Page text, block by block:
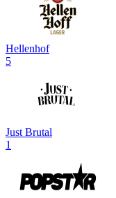
Hellenhof
5
Just Brutal
1